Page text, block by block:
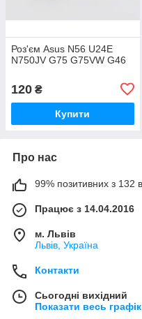
Роз'єм Asus N56 U24E
N750JV G75 G75VW G46
120 ₴
Купити
Про нас
99% позитивних з 132
Працює з 14.04.2016
м. Львів
Львів, Україна
Контакти
Сьогодні вихідний
Показати весь